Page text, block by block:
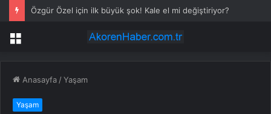
Özgür Özel için ilk büyük şok! Kale el mi değiştiriyor?
Menü
Anasayfa /Yaşam
Yaşam